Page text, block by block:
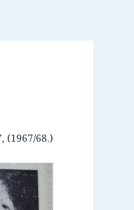
(1967/68.)